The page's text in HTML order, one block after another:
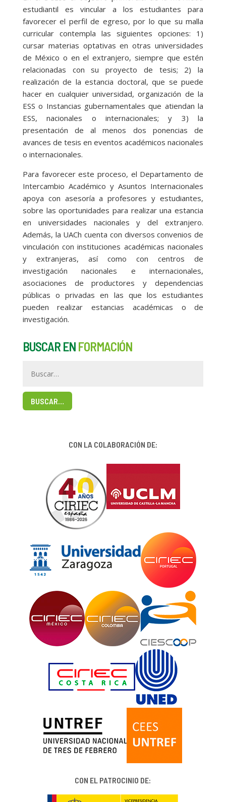
estudiantil es vincular a los estudiantes para
favorecer el perfil de egreso, por lo que su malla
curricular contempla las siguientes opciones: 1)
cursar materias optativas en otras universidades
de México o en el extranjero, siempre que estén
relacionadas con su proyecto de tesis; 2) la
realización de la estancia doctoral, que se puede
hacer en cualquier universidad, organización de la
ESS o Instancias gubernamentales que atiendan la
ESS, nacionales o internacionales; y 3) la
presentación de al menos dos ponencias de
avances de tesis en eventos académicos nacionales
o internacionales.
Para favorecer este proceso, el Departamento de
Intercambio Académico y Asuntos Internacionales
apoya con asesoría a profesores y estudiantes,
sobre las oportunidades para realizar una estancia
en universidades nacionales y del extranjero.
Además, la UACh cuenta con diversos convenios de
vinculación con instituciones académicas nacionales
y extranjeras, así como con centros de
investigación nacionales e internacionales,
asociaciones de productores y dependencias
públicas o privadas en las que los estudiantes
pueden realizar estancias académicas o de
investigación.
BUSCAR EN FORMACIÓN
BUSCAR…
CON LA COLABORACIÓN DE:
CON EL PATROCINIO DE: